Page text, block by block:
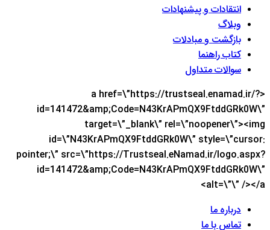
انتقادات و پیشنهادات
وبلاگ
بازگشت و مبادلات
کتاب راهنما
سوالات متداول
<a href=\”https://trustseal.enamad.ir/?
id=141472&amp;Code=N43KrAPmQX9FtddGRk0W\”
target=\”_blank\” rel=\”noopener\”><img
id=\”N43KrAPmQX9FtddGRk0W\” style=\”cursor:
pointer;\” src=\”https://Trustseal.eNamad.ir/logo.aspx?
id=141472&amp;Code=N43KrAPmQX9FtddGRk0W\”
alt=\”\” /></a>
درباره ما
تماس با ما